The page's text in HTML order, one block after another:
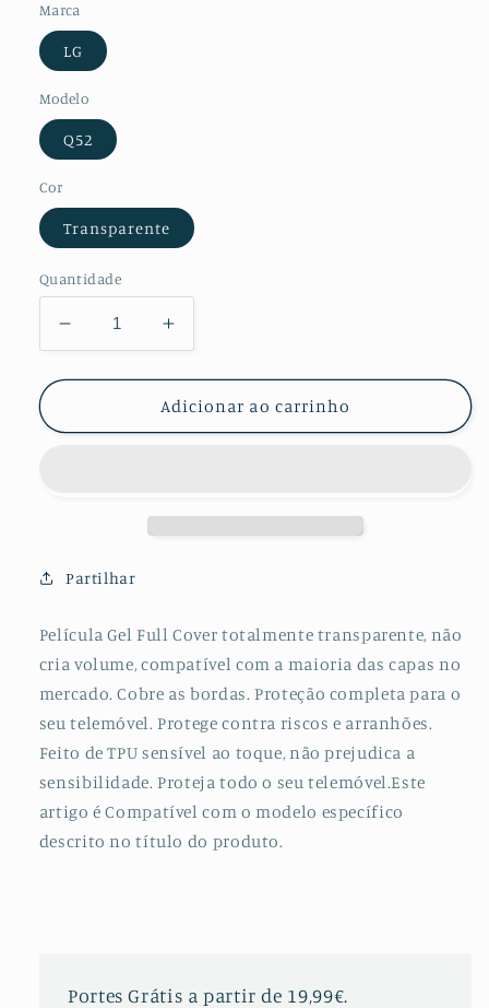
Marca
LG
Modelo
Q52
Cor
Transparente
Quantidade
Diminuir
a
quantidade
Película
LG
Aumentar
a
quantidade
de
Película
Adicionar ao carrinho
Partilhar
Película Gel Full Cover totalmente transparente, não
cria volume, compatível com a maioria das capas no
mercado. Cobre as bordas. Proteção completa para o
seu telemóvel. Protege contra riscos e arranhões.
Feito de TPU sensível ao toque, não prejudica a
sensibilidade. Proteja todo o seu telemóvel.Este
artigo é Compatível com o modelo específico
descrito no título do produto.
Portes Grátis a partir de 19,99€.